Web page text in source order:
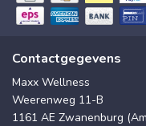
Contactgegevens
Maxx Wellness
Weerenweg 11-B
1161 AE Zwanenburg